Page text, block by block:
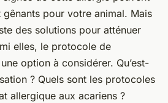
pour votre animal. Mais
des solutions pour atténuer
elles, le protocole de
option à considérer. Qu’est-
? Quels sont les protocoles
allergique aux acariens ?